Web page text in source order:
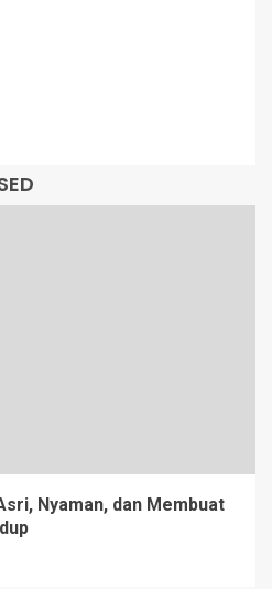
Nyaman, dan Membuat